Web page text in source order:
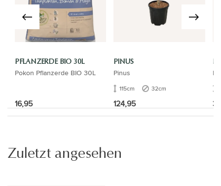
PFLANZERDE BIO 30L
Pokon Pflanzerde BIO 30L
16,95
PINUS
Pinus
115cm 32cm
124,95
Zuletzt angesehen